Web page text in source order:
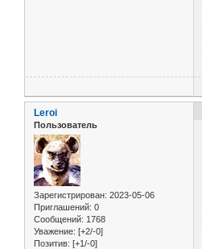
Leroi
Пользователь
Зарегистрирован: 2023-05-06
Приглашений: 0
Сообщений: 1768
Уважение: [+2/-0]
Позитив: [+1/-0]